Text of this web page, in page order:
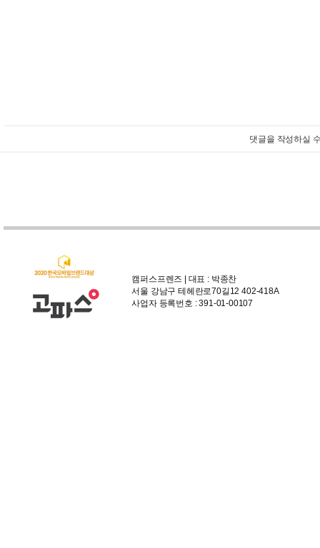
댓글을 작성하실
캠퍼스프렌즈 | 대표 : 박종찬
서울 강남구 테헤란로70길12 402-418A
사업자 등록번호 : 391-01-00107